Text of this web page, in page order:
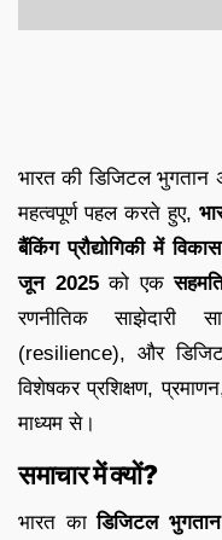
भारत की डिजिटल
महत्वपूर्ण पहल करते हुए,
बैंकिंग प्रौद्योगिकी में
जून 2025को एक
रणनीतिक साझेदारी
(resilience), और
विशेषकर प्रशिक्षण,
माध्यम से।
समाचार में क्यों?
भारत काडिजिटल भुगतान